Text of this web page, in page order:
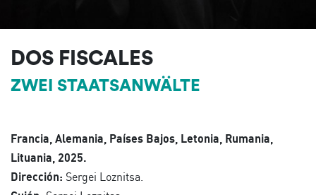
DOS FISCALES
ZWEI STAATSANWÄLTE
Francia, Alemania, Países Bajos, Letonia, Rumania,
Lituania, 2025.
Dirección: Sergei Loznitsa.